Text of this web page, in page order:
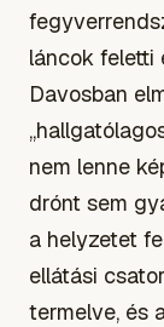
láncok feletti
Davosban
nem lenne
drónt sem
a helyzetet
ellátási
termelve, és